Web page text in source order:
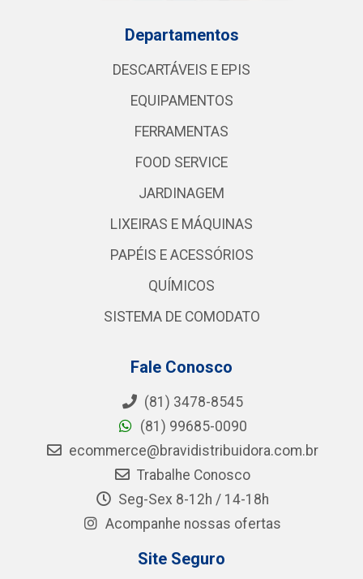
Departamentos
DESCARTÁVEIS E EPIS
EQUIPAMENTOS
FERRAMENTAS
FOOD SERVICE
JARDINAGEM
LIXEIRAS E MÁQUINAS
PAPÉIS E ACESSÓRIOS
QUÍMICOS
SISTEMA DE COMODATO
Fale Conosco
(81) 3478-8545
(81) 99685-0090
ecommerce@bravidistribuidora.com.br
Trabalhe Conosco
Seg-Sex 8-12h / 14-18h
Acompanhe nossas ofertas
Site Seguro